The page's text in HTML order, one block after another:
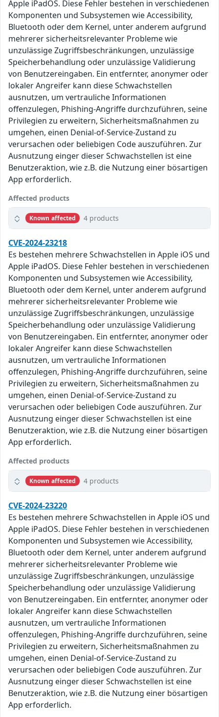
Apple iPadOS. Diese Fehler bestehen in verschiedenen
Komponenten und Subsystemen wie Accessibility,
Bluetooth oder dem Kernel, unter anderem aufgrund
mehrerer sicherheitsrelevanter Probleme wie
unzulässige Zugriffsbeschränkungen, unzulässige
Speicherbehandlung oder unzulässige Validierung
von Benutzereingaben. Ein entfernter, anonymer oder
lokaler Angreifer kann diese Schwachstellen
ausnutzen, um vertrauliche Informationen
offenzulegen, Phishing-Angriffe durchzuführen, seine
Privilegien zu erweitern, Sicherheitsmaßnahmen zu
umgehen, einen Denial-of-Service-Zustand zu
verursachen oder beliebigen Code auszuführen. Zur
Ausnutzung einger dieser Schwachstellen ist eine
Benutzeraktion, wie z.B. die Nutzung einer bösartigen
App erforderlich.
Affected products
Known affected 4 products
CVE-2024-23218
Es bestehen mehrere Schwachstellen in Apple iOS und
Apple iPadOS. Diese Fehler bestehen in verschiedenen
Komponenten und Subsystemen wie Accessibility,
Bluetooth oder dem Kernel, unter anderem aufgrund
mehrerer sicherheitsrelevanter Probleme wie
unzulässige Zugriffsbeschränkungen, unzulässige
Speicherbehandlung oder unzulässige Validierung
von Benutzereingaben. Ein entfernter, anonymer oder
lokaler Angreifer kann diese Schwachstellen
ausnutzen, um vertrauliche Informationen
offenzulegen, Phishing-Angriffe durchzuführen, seine
Privilegien zu erweitern, Sicherheitsmaßnahmen zu
umgehen, einen Denial-of-Service-Zustand zu
verursachen oder beliebigen Code auszuführen. Zur
Ausnutzung einger dieser Schwachstellen ist eine
Benutzeraktion, wie z.B. die Nutzung einer bösartigen
App erforderlich.
Affected products
Known affected 4 products
CVE-2024-23220
Es bestehen mehrere Schwachstellen in Apple iOS und
Apple iPadOS. Diese Fehler bestehen in verschiedenen
Komponenten und Subsystemen wie Accessibility,
Bluetooth oder dem Kernel, unter anderem aufgrund
mehrerer sicherheitsrelevanter Probleme wie
unzulässige Zugriffsbeschränkungen, unzulässige
Speicherbehandlung oder unzulässige Validierung
von Benutzereingaben. Ein entfernter, anonymer oder
lokaler Angreifer kann diese Schwachstellen
ausnutzen, um vertrauliche Informationen
offenzulegen, Phishing-Angriffe durchzuführen, seine
Privilegien zu erweitern, Sicherheitsmaßnahmen zu
umgehen, einen Denial-of-Service-Zustand zu
verursachen oder beliebigen Code auszuführen. Zur
Ausnutzung einger dieser Schwachstellen ist eine
Benutzeraktion, wie z.B. die Nutzung einer bösartigen
App erforderlich.